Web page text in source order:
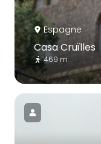
Espagne
Casa Cruïlles
469 m